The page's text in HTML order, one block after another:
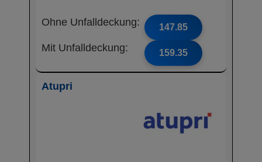
Ohne Unfalldeckung: 147.85
Mit Unfalldeckung: 159.35
Atupri